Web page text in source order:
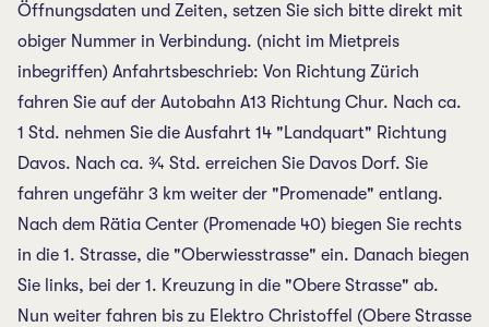
Öffnungsdaten und Zeiten, setzen Sie sich bitte direkt mit
obiger Nummer in Verbindung. (nicht im Mietpreis
inbegriffen) Anfahrtsbeschrieb: Von Richtung Zürich
fahren Sie auf der Autobahn A13 Richtung Chur. Nach ca.
1 Std. nehmen Sie die Ausfahrt 14 "Landquart" Richtung
Davos. Nach ca. ¾ Std. erreichen Sie Davos Dorf. Sie
fahren ungefähr 3 km weiter der "Promenade" entlang.
Nach dem Rätia Center (Promenade 40) biegen Sie rechts
in die 1. Strasse, die "Oberwiesstrasse" ein. Danach biegen
Sie links, bei der 1. Kreuzung in die "Obere Strasse" ab.
Nun weiter fahren bis zu Elektro Christoffel (Obere Strasse